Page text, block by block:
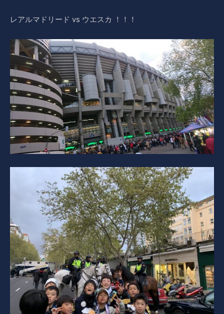
レアルマドリード vs ウエスカ ！！！